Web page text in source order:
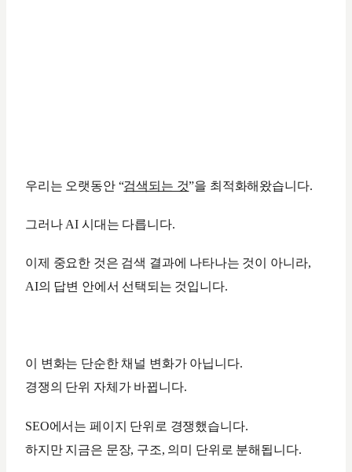
우리는 오랫동안 “검색되는 것”을 최적화해왔습니다.
그러나 AI 시대는 다릅니다.
이제 중요한 것은 검색 결과에 나타나는 것이 아니라,
AI의 답변 안에서 선택되는 것입니다.
이 변화는 단순한 채널 변화가 아닙니다.
경쟁의 단위 자체가 바뀝니다.
SEO에서는 페이지 단위로 경쟁했습니다.
하지만 지금은 문장, 구조, 의미 단위로 분해됩니다.